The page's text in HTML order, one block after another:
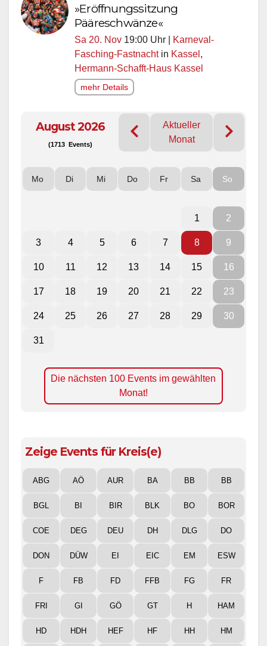
»Eröffnungssitzung
Pääreschwänze«
Sa 20. Nov 19:00 Uhr |
Karneval-
Fasching-Fastnachtin Kassel ,
Hermann-Schafft-Haus Kassel
mehr Details
August 2026
(1713 Events)
Aktueller
Monat
Mo Di Mi Do Fr Sa So
1 2
3 4 5 6 7 8 9
10 11 12 13 14 15 16
17 18 19 20 21 22 23
24 25 26 27 28 29 30
31
Die nächsten 100 Events im gewählten
Monat!
Zeige Events für Kreis(e)
ABG AÖ AUR BA BB BB
BGL BI BIR BLK BO BOR
COE DEG DEU DH DLG DO
DON DÜW EI EIC EM ESW
F FB FD FFB FG FR
FRI GI GÖ GT H HAM
HD HDH HEF HF HH HM